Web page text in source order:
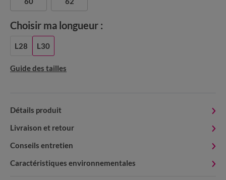
Guide des tailles
Choisir ma longueur :
L28 L30
Détails produit
Livraison et retour
Conseils entretien
Caractéristiques environnementales